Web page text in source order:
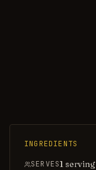
INGREDIENTS
SERVES1 serving